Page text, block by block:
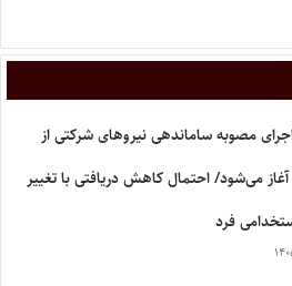
مصوبه ساماندهی نیروهای شرکتی از
می‌شود/ احتمال کاهش دریافتی با تغییر
فرد